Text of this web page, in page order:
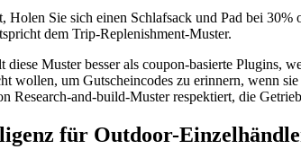
Sie sich einen Schlafsack und Pad bei
dem Trip-Replenishment-Muster.
diese Muster besser als coupon-basierte
wollen, um Gutscheincodes zu erinnern, wenn
Research-and-build-Muster respektiert, die
für Outdoor-